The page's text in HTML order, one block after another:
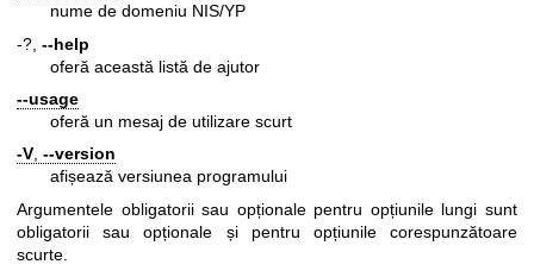
nume de domeniu NIS/YP
-?, --help
oferă această listă de ajutor
--usage
oferă un mesaj de utilizare scurt
-V, --version
afișează versiunea programului
Argumentele obligatorii sau opționale pentru opțiunile lungi sunt
obligatorii sau opționale și pentru opțiunile corespunzătoare
scurte.